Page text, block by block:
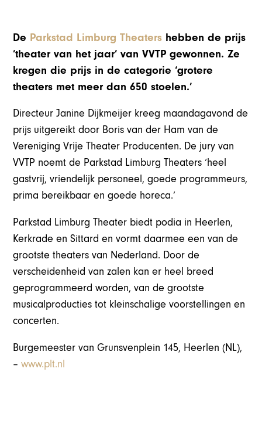
De Parkstad Limburg Theaters hebben de prijs
’theater van het jaar’ van VVTP gewonnen. Ze
kregen die prijs in de categorie ‘grotere
theaters met meer dan 650 stoelen.’
Directeur Janine Dijkmeijer kreeg maandagavond de
prijs uitgereikt door Boris van der Ham van de
Vereniging Vrije Theater Producenten. De jury van
VVTP noemt de Parkstad Limburg Theaters ‘heel
gastvrij, vriendelijk personeel, goede programmeurs,
prima bereikbaar en goede horeca.’
Parkstad Limburg Theater biedt podia in Heerlen,
Kerkrade en Sittard en vormt daarmee een van de
grootste theaters van Nederland. Door de
verscheidenheid van zalen kan er heel breed
geprogrammeerd worden, van de grootste
musicalproducties tot kleinschalige voorstellingen en
concerten.
Burgemeester van Grunsvenplein 145, Heerlen (NL),
–www.plt.nl